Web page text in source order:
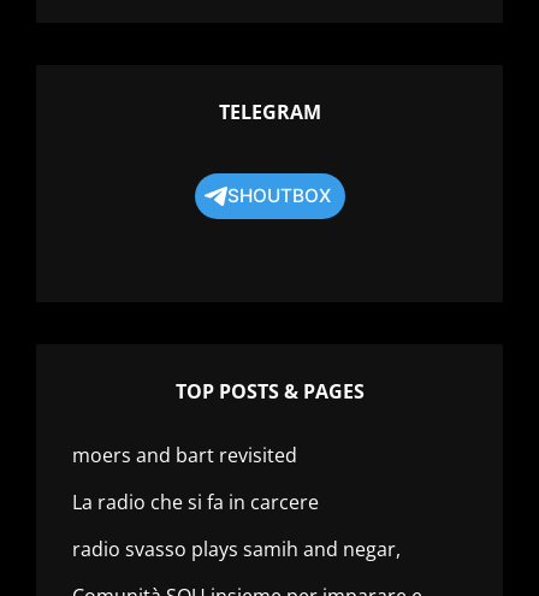
TELEGRAM
SHOUTBOX
TOP POSTS & PAGES
moers and bart revisited
La radio che si fa in carcere
radio svasso plays samih and negar,